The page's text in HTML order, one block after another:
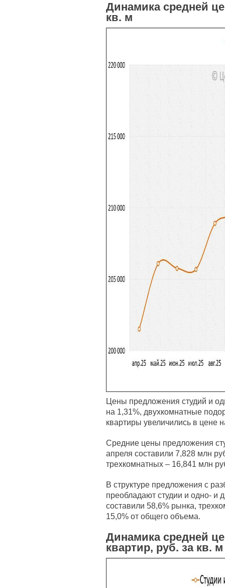
Динамика средней
кв. м
Цены предложения студий и
на 1,31%, двухкомнатные
квартиры увеличились в цене
Средние цены предложения
апреля составили 7,828 млн
трехкомнатных – 16,841 млн
В структуре предложения с
преобладают студии и одно- и
составили 58,6% рынка,
15,0% от общего объема.
Динамика средней
квартир, руб. за кв. м